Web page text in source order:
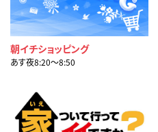
朝イチショッピング
あす夜8:20〜8:50